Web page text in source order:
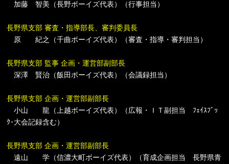
加藤 智美（長野ボーイズ代表）（行事担当）
長野県支部 審査・指導部長、審判委員長
原 紀之（千曲ボーイズ代表）（審査・指導・審判担当）
長野県支部 監事 企画・運営部副部長
深澤 賢治（飯田ボーイズ代表）（会議録担当）
長野県支部 企画・運営部副部長
小山 龍（上越ボーイズ代表）（広報・ＩＴ副担当 ﾌｪｲｽﾌﾞｯ
ｸ･大会記録含む）
長野県支部 企画・運営部副部長
遠山 学（信濃大町ボーイズ代表）（育成企画担当 長野県青